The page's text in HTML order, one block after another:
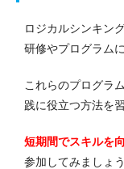
ロジカルシンキン
研修やプログラム
これらのプログラ
践に役立つ方法を
短期間でスキルを
参加してみましょう